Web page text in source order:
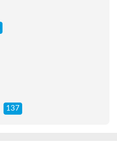
137